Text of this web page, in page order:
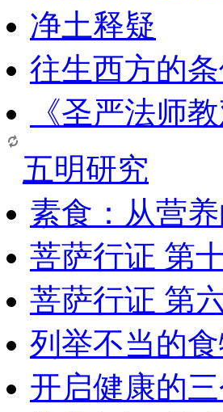
净土释疑
往生西方的
《圣严法师
五明研究
素食：从营
菩萨行证 第
菩萨行证 第
列举不当的
开启健康的三